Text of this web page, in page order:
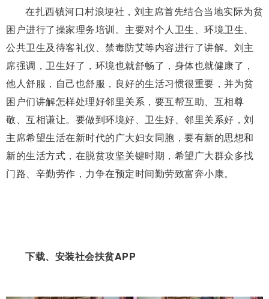
在扎西镇河口村浪埂社，刘主席首先结合当地实际为贫
困户进行了操家理务培训。主要对个人卫生、环境卫生、
公共卫生及待客礼仪、禁毒防艾等内容进行了讲解。刘主
席强调，卫生好了，环境也就舒畅了，身体也就健康了，
他人舒服，自己也舒服，良好的生活习惯很重要，并为贫
困户们讲解怎样处理好邻里关系，要互帮互助、互相尊
敬、互相谦让。要做到环境好、卫生好、邻里关系好，刘
主席希望生活在新时代的广大妇女同胞，要有新的思想和
新的生活方式，在脱贫攻坚关键时期，希望广大群众多找
门路、辛勤劳作，力争在预定时间勤劳致富奔小康。
下载、安装社会扶贫APP